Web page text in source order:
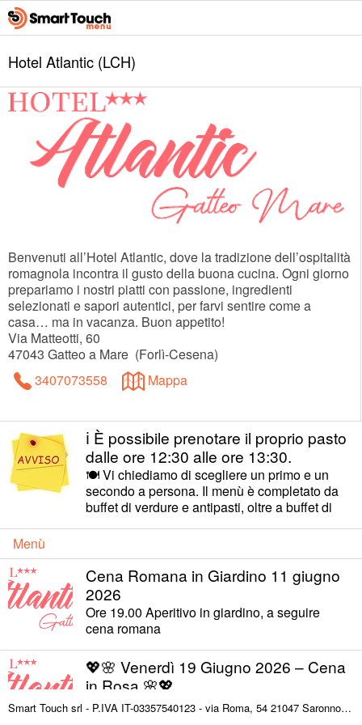
Hotel Atlantic (LCH)
Benvenuti all’Hotel Atlantic, dove la tradizione dell’ospitalità
romagnola incontra il gusto della buona cucina. Ogni giorno
prepariamo i nostri piatti con passione, ingredienti
selezionati e sapori autentici, per farvi sentire come a
casa… ma in vacanza. Buon appetito!
Via Matteotti, 60
47043 Gatteo a Mare (Forlì-Cesena)
3407073558
Mappa
ℹ️ È possibile prenotare il proprio pasto
dalle ore 12:30 alle ore 13:30.
🍽️ Vi chiediamo di scegliere un primo e un
secondo a persona. Il menù è completato da
buffet di verdure e antipasti, oltre a buffet di
Menù
Cena Romana in Giardino 11 giugno
2026
Ore 19.00 Aperitivo in giardino, a seguire
cena romana
💖🌸 Venerdì 19 Giugno 2026 – Cena
in Rosa 🌸💖
💖🌸 PINK GARDEN APERITIF 🌸💖 🕖 Ore
19:00 – Aperitivo in Giardino 🥂 Bollicine 🍹
Smart Touch srl - P.IVA IT-03357540123 - via Roma, 54 21047 Saronno (VA) ITALY